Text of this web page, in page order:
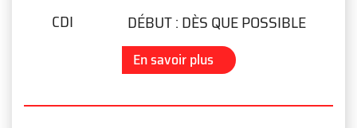
CDI
DÉBUT :DÈS QUE POSSIBLE
En savoir plus